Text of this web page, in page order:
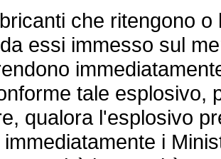
che ritengono o
essi immesso sul
tale esplosivo,
qualora l'esplosivo
i